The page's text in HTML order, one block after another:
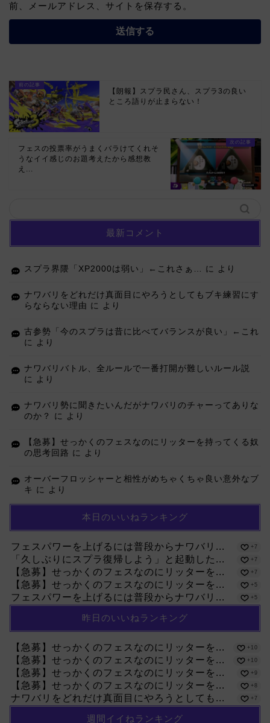
前、メールアドレス、サイトを保存する。
【朗報】スプラ民さん、スプラ3の良い
ところ語りが止まらない！
フェスの投票率がうまくバラけてくれそ
うなイイ感じのお題考えたから感想教
え...
最新コメント
スプラ界隈「XP2000は弱い」←これさぁ… に より
ナワバリをどれだけ真面目にやろうとしてもブキ練習にす
らならない理由 に より
古参勢「今のスプラは昔に比べてバランスが良い」←これ
に より
ナワバリバトル、全ルールで一番打開が難しいルール説
に より
ナワバリ勢に聞きたいんだがナワバリのチャーってありな
のか？
に より
【急募】せっかくのフェスなのにリッターを持ってくる奴
の思考回路 に より
オーバーフロッシャーと相性がめちゃくちゃ良い意外なブ
キ に より
本日のいいねランキング
フェスパワーを上げるには普段からナワバリ... +7
「久しぶりにスプラ復帰しよう」と起動した... +7
【急募】せっかくのフェスなのにリッターを... +7
【急募】せっかくのフェスなのにリッターを... +5
フェスパワーを上げるには普段からナワバリ... +5
昨日のいいねランキング
【急募】せっかくのフェスなのにリッターを... +10
【急募】せっかくのフェスなのにリッターを... +10
【急募】せっかくのフェスなのにリッターを... +9
【急募】せっかくのフェスなのにリッターを... +8
ナワバリをどれだけ真面目にやろうとしても... +7
週間イイねランキング